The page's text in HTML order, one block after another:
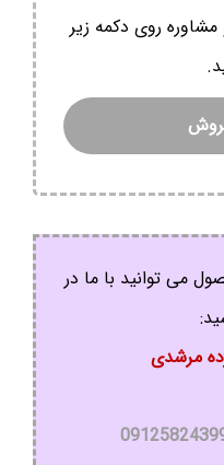
روی دکمه زیر
می توانید با ما در
مرشدی